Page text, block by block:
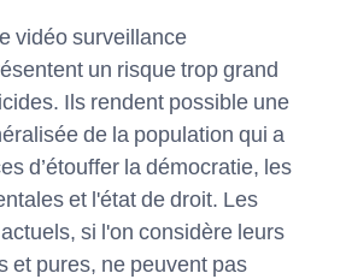
vidéo surveillance
un risque trop grand
Ils rendent possible une
de la population qui a
d’étouffer la démocratie, les
et l'état de droit. Les
si l'on considère leurs
et pures, ne peuvent pas